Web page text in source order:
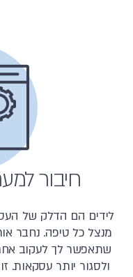
חיבור
לידים הם הדלק של
מנצל כל טיפה. נחבר
שתאפשר לך לעקוב
ולסגור יותר עסקאות.